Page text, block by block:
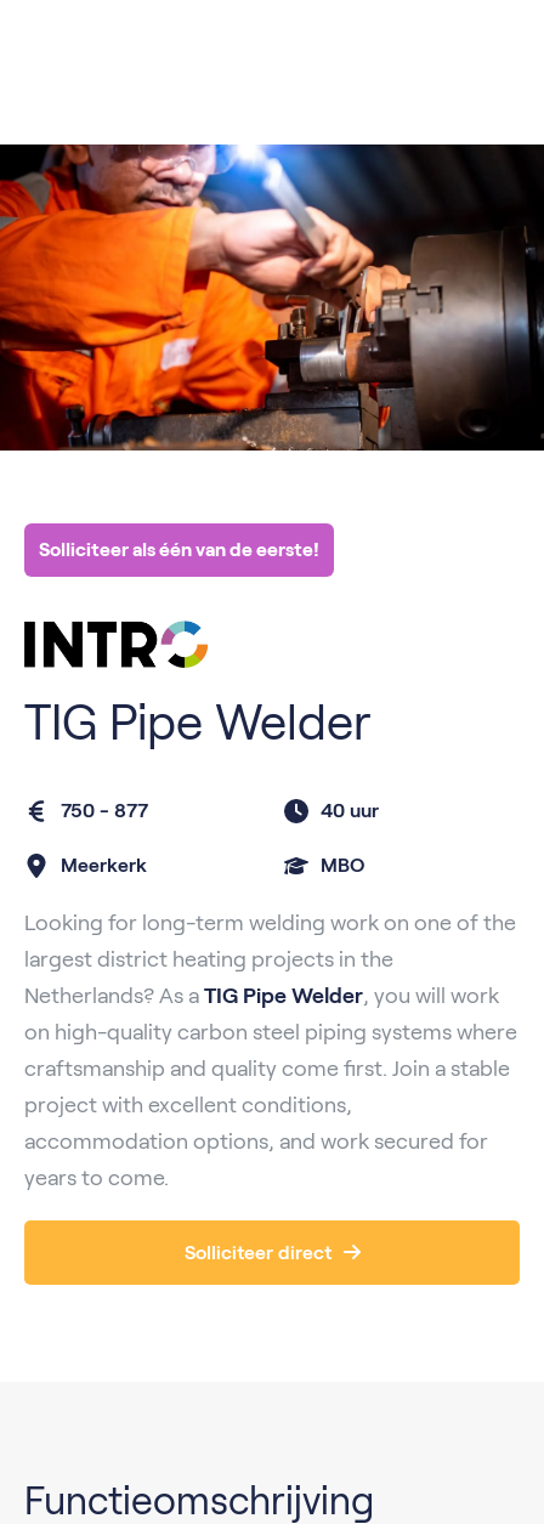
Solliciteer als één van de eerste!
TIG Pipe Welder
750 - 877 40 uur
Meerkerk MBO
Looking for long-term welding work on one of the
largest district heating projects in the
Netherlands? As a TIG Pipe Welder, you will work
on high-quality carbon steel piping systems where
craftsmanship and quality come first. Join a stable
project with excellent conditions,
accommodation options, and work secured for
years to come.
Solliciteer direct
Functieomschrijving